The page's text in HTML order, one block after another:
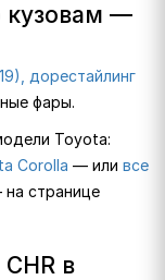
кузовам —
дорестайлинг
фары.
Toyota:
Corolla — или все
странице
в